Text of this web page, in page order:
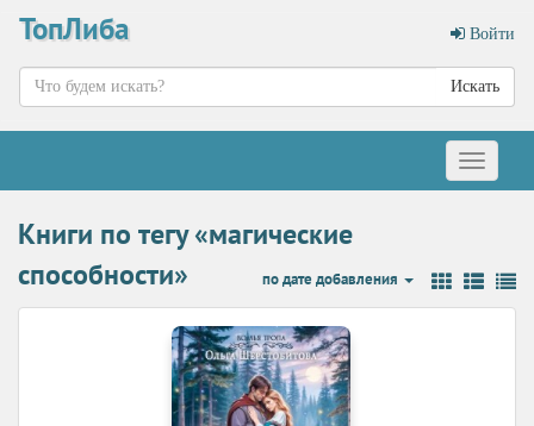
ТопЛиба Войти
Искать
Меню
Книги по тегу «магические
способности»
по дате добавления